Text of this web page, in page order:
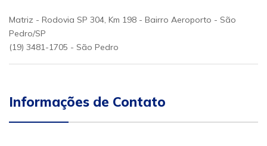
Matriz - Rodovia SP 304, Km 198 - Bairro Aeroporto - São
Pedro/SP
(19) 3481-1705 - São Pedro
Informações de Contato